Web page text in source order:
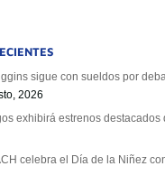
sigue con sueldos por
2026
exhibirá estrenos destacados
celebra el Día de la Niñez